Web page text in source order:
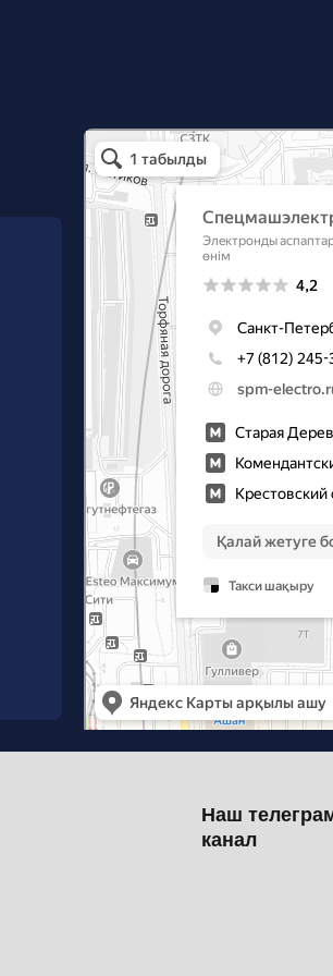
Спецмашэлектро
Электронные приборы и компоненты в
Наш
канал